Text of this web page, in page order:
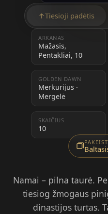
↑Tiesioji padėtis
ARKANAS
Mažasis,
Pentakliai, 10
GOLDEN DAWN
Merkurijus ·
Mergelė
SKAIČIUS
10
Namai – pilna taurė.
tiesiog žmogaus
dinastijos turtas.